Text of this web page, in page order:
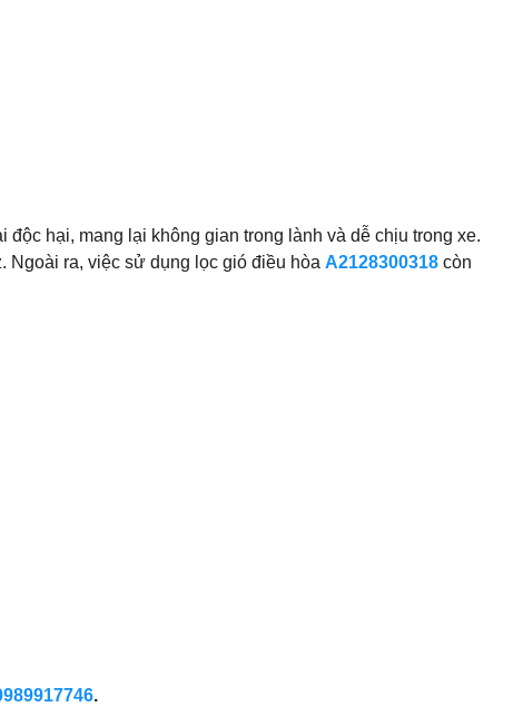
hại, mang lại không gian trong lành và dễ chịu trong xe.
Ngoài ra, việc sử dụng lọc gió điều hòa A2128300318 còn
.